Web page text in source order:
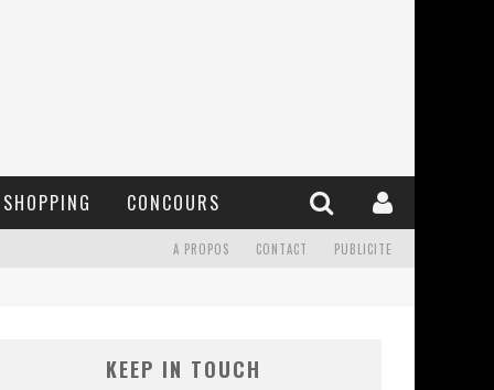
SHOPPING CONCOURS
A PROPOS CONTACT PUBLICITE
KEEP IN TOUCH